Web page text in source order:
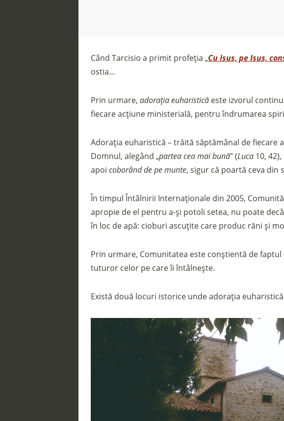
Când Tarcisio a primit profeția „Cu Isus, pe Isus,
ostia…
Prin urmare, adorația euharistică este izvorul
fiecare acțiune ministerială, pentru îndrumarea
Adorația euharistică – trăită săptămânal de fiecare
Domnul, alegând „partea cea mai bună” (Luca 10,
apoi coborând de pe munte, sigur că poartă ceva din
În timpul Întâlnirii Internaționale din 2005,
apropie de el pentru a-și potoli setea, nu poate
în loc de apă: cioburi ascuțite care produc răni și
Prin urmare, Comunitatea este conștientă de faptul
tuturor celor pe care îi întâlnește.
Există două locuri istorice unde adorația
Fai una
IBAN: